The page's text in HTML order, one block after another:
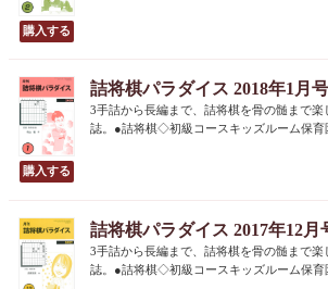
詰将棋パラダイス 2018年1月号
3手詰から長編まで、詰将棋を骨の髄まで
誌。●詰将棋◇初級コースキッズルーム保育
詰将棋パラダイス 2017年12月
3手詰から長編まで、詰将棋を骨の髄まで
誌。●詰将棋◇初級コースキッズルーム保育